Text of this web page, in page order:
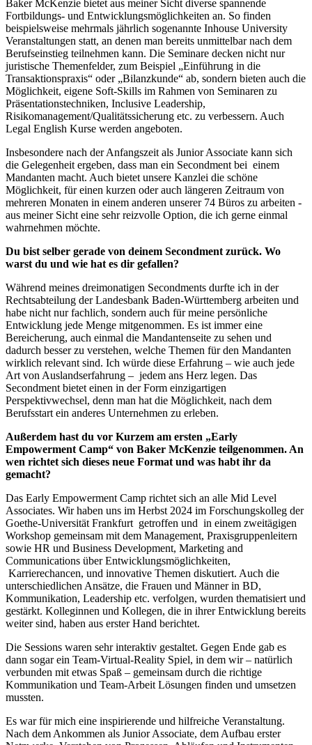
Baker McKenzie bietet aus meiner Sicht diverse spannende
Fortbildungs- und Entwicklungsmöglichkeiten an. So finden
beispielsweise mehrmals jährlich sogenannte Inhouse University
Veranstaltungen statt, an denen man bereits unmittelbar nach dem
Berufseinstieg teilnehmen kann. Die Seminare decken nicht nur
juristische Themenfelder, zum Beispiel „Einführung in die
Transaktionspraxis“ oder „Bilanzkunde“ ab, sondern bieten auch die
Möglichkeit, eigene Soft-Skills im Rahmen von Seminaren zu
Präsentationstechniken, Inclusive Leadership,
Risikomanagement/Qualitätssicherung etc. zu verbessern. Auch
Legal English Kurse werden angeboten.
Insbesondere nach der Anfangszeit als Junior Associate kann sich
die Gelegenheit ergeben, dass man ein Secondment bei einem
Mandanten macht. Auch bietet unsere Kanzlei die schöne
Möglichkeit, für einen kurzen oder auch längeren Zeitraum von
mehreren Monaten in einem anderen unserer 74 Büros zu arbeiten -
aus meiner Sicht eine sehr reizvolle Option, die ich gerne einmal
wahrnehmen möchte.
Du bist selber gerade von deinem Secondment zurück. Wo
warst du und wie hat es dir gefallen?
Während meines dreimonatigen Secondments durfte ich in der
Rechtsabteilung der Landesbank Baden-Württemberg arbeiten und
habe nicht nur fachlich, sondern auch für meine persönliche
Entwicklung jede Menge mitgenommen. Es ist immer eine
Bereicherung, auch einmal die Mandantenseite zu sehen und
dadurch besser zu verstehen, welche Themen für den Mandanten
wirklich relevant sind. Ich würde diese Erfahrung – wie auch jede
Art von Auslandserfahrung – jedem ans Herz legen. Das
Secondment bietet einen in der Form einzigartigen
Perspektivwechsel, denn man hat die Möglichkeit, nach dem
Berufsstart ein anderes Unternehmen zu erleben.
Außerdem hast du vor Kurzem am ersten „Early
Empowerment Camp“ von Baker McKenzie teilgenommen. An
wen richtet sich dieses neue Format und was habt ihr da
gemacht?
Das Early Empowerment Camp richtet sich an alle Mid Level
Associates. Wir haben uns im Herbst 2024 im Forschungskolleg der
Goethe-Universität Frankfurt getroffen und in einem zweitägigen
Workshop gemeinsam mit dem Management, Praxisgruppenleitern
sowie HR und Business Development, Marketing and
Communications über Entwicklungsmöglichkeiten,
Karrierechancen, und innovative Themen diskutiert. Auch die
unterschiedlichen Ansätze, die Frauen und Männer in BD,
Kommunikation, Leadership etc. verfolgen, wurden thematisiert und
gestärkt. Kolleginnen und Kollegen, die in ihrer Entwicklung bereits
weiter sind, haben aus erster Hand berichtet.
Die Sessions waren sehr interaktiv gestaltet. Gegen Ende gab es
dann sogar ein Team-Virtual-Reality Spiel, in dem wir – natürlich
verbunden mit etwas Spaß – gemeinsam durch die richtige
Kommunikation und Team-Arbeit Lösungen finden und umsetzen
mussten.
Es war für mich eine inspirierende und hilfreiche Veranstaltung.
Nach dem Ankommen als Junior Associate, dem Aufbau erster